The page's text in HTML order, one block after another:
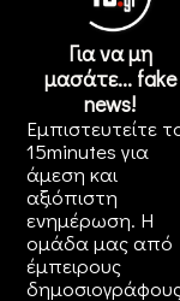
Για να μη
μασάτε... fake
news!
Εμπιστευτείτε
15minutes για
άμεση και
αξιόπιστη
ενημέρωση. Η
ομάδα μας από
έμπειρους